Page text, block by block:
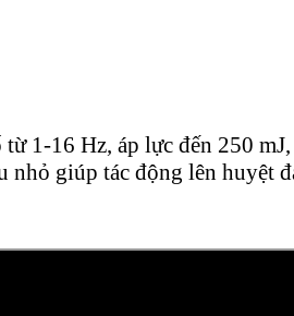
1-16 Hz, áp lực đến 250
giúp tác động lên huyệt